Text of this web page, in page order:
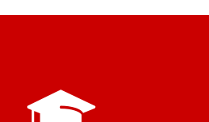
I ODKRYWANIE
INACZEJ.